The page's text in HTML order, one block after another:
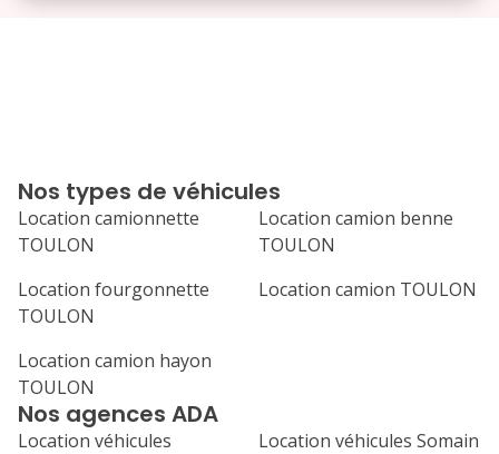
24 25 26
31
septembre 2026
lu
1
7 8
Nos agences ADA
Location véhicules
Location véhicules Somain
Nos types de véhicules
Location camionnette
TOULON
Location camion benne
TOULON
Location fourgonnette
TOULON
Location camion TOULON
Location camion hayon
TOULON